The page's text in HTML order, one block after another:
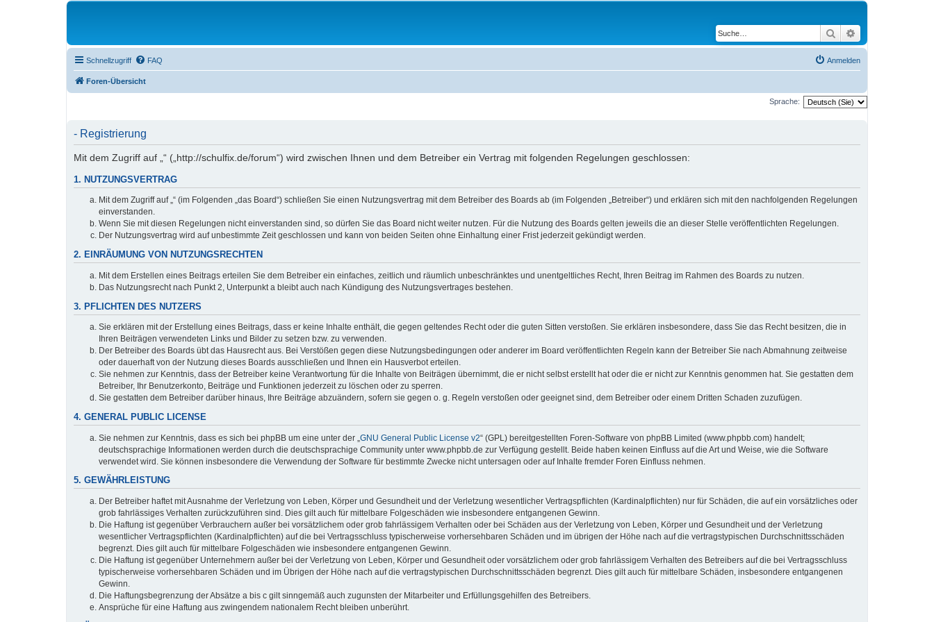
Suche
Schnellzugriff FAQ Anmelden
Foren-Übersicht
Sprache:
- Registrierung
Mit dem Zugriff auf „“ („http://schulfix.de/forum“) wird zwischen Ihnen und dem Betreiber ein Vertrag mit folgenden Regelungen geschlossen:
1. NUTZUNGSVERTRAG
Mit dem Zugriff auf „“ (im Folgenden „das Board“) schließen Sie einen Nutzungsvertrag mit dem Betreiber des Boards ab (im Folgenden „Betreiber“) und erklären sich mit den nachfolgenden Regelungen
einverstanden.
Wenn Sie mit diesen Regelungen nicht einverstanden sind, so dürfen Sie das Board nicht weiter nutzen. Für die Nutzung des Boards gelten jeweils die an dieser Stelle veröffentlichten Regelungen.
Der Nutzungsvertrag wird auf unbestimmte Zeit geschlossen und kann von beiden Seiten ohne Einhaltung einer Frist jederzeit gekündigt werden.
2. EINRÄUMUNG VON NUTZUNGSRECHTEN
Mit dem Erstellen eines Beitrags erteilen Sie dem Betreiber ein einfaches, zeitlich und räumlich unbeschränktes und unentgeltliches Recht, Ihren Beitrag im Rahmen des Boards zu nutzen.
Das Nutzungsrecht nach Punkt 2, Unterpunkt a bleibt auch nach Kündigung des Nutzungsvertrages bestehen.
3. PFLICHTEN DES NUTZERS
Sie erklären mit der Erstellung eines Beitrags, dass er keine Inhalte enthält, die gegen geltendes Recht oder die guten Sitten verstoßen. Sie erklären insbesondere, dass Sie das Recht besitzen, die in
Ihren Beiträgen verwendeten Links und Bilder zu setzen bzw. zu verwenden.
Der Betreiber des Boards übt das Hausrecht aus. Bei Verstößen gegen diese Nutzungsbedingungen oder anderer im Board veröffentlichten Regeln kann der Betreiber Sie nach Abmahnung zeitweise
oder dauerhaft von der Nutzung dieses Boards ausschließen und Ihnen ein Hausverbot erteilen.
Sie nehmen zur Kenntnis, dass der Betreiber keine Verantwortung für die Inhalte von Beiträgen übernimmt, die er nicht selbst erstellt hat oder die er nicht zur Kenntnis genommen hat. Sie gestatten dem
Betreiber, Ihr Benutzerkonto, Beiträge und Funktionen jederzeit zu löschen oder zu sperren.
Sie gestatten dem Betreiber darüber hinaus, Ihre Beiträge abzuändern, sofern sie gegen o. g. Regeln verstoßen oder geeignet sind, dem Betreiber oder einem Dritten Schaden zuzufügen.
4. GENERAL PUBLIC LICENSE
Sie nehmen zur Kenntnis, dass es sich bei phpBB um eine unter der „ GNU General Public License v2“ (GPL) bereitgestellten Foren-Software von phpBB Limited (www.phpbb.com) handelt;
deutschsprachige Informationen werden durch die deutschsprachige Community unter www.phpbb.de zur Verfügung gestellt. Beide haben keinen Einfluss auf die Art und Weise, wie die Software
verwendet wird. Sie können insbesondere die Verwendung der Software für bestimmte Zwecke nicht untersagen oder auf Inhalte fremder Foren Einfluss nehmen.
5. GEWÄHRLEISTUNG
Der Betreiber haftet mit Ausnahme der Verletzung von Leben, Körper und Gesundheit und der Verletzung wesentlicher Vertragspflichten (Kardinalpflichten) nur für Schäden, die auf ein vorsätzliches oder
grob fahrlässiges Verhalten zurückzuführen sind. Dies gilt auch für mittelbare Folgeschäden wie insbesondere entgangenen Gewinn.
Die Haftung ist gegenüber Verbrauchern außer bei vorsätzlichem oder grob fahrlässigem Verhalten oder bei Schäden aus der Verletzung von Leben, Körper und Gesundheit und der Verletzung
wesentlicher Vertragspflichten (Kardinalpflichten) auf die bei Vertragsschluss typischerweise vorhersehbaren Schäden und im übrigen der Höhe nach auf die vertragstypischen Durchschnittsschäden
begrenzt. Dies gilt auch für mittelbare Folgeschäden wie insbesondere entgangenen Gewinn.
Die Haftung ist gegenüber Unternehmern außer bei der Verletzung von Leben, Körper und Gesundheit oder vorsätzlichem oder grob fahrlässigem Verhalten des Betreibers auf die bei Vertragsschluss
typischerweise vorhersehbaren Schäden und im Übrigen der Höhe nach auf die vertragstypischen Durchschnittsschäden begrenzt. Dies gilt auch für mittelbare Schäden, insbesondere entgangenen
Gewinn.
Die Haftungsbegrenzung der Absätze a bis c gilt sinngemäß auch zugunsten der Mitarbeiter und Erfüllungsgehilfen des Betreibers.
Ansprüche für eine Haftung aus zwingendem nationalem Recht bleiben unberührt.